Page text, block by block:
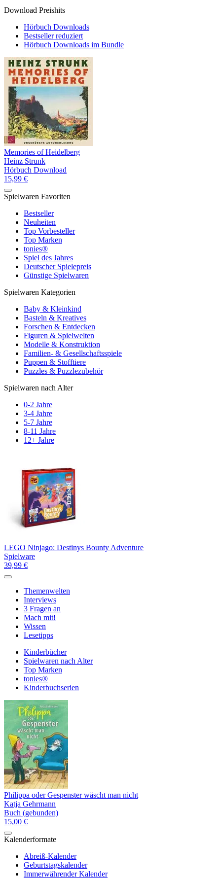
Download Preishits
Hörbuch Downloads
Bestseller reduziert
Hörbuch Downloads im Bundle
Memories of Heidelberg
Heinz Strunk
Hörbuch Download
15,99 €
Spielwaren Favoriten
Bestseller
Neuheiten
Top Vorbesteller
Top Marken
tonies®
Spiel des Jahres
Deutscher Spielepreis
Günstige Spielwaren
Spielwaren Kategorien
Baby & Kleinkind
Basteln & Kreatives
Forschen & Entdecken
Figuren & Spielwelten
Modelle & Konstruktion
Familien- & Gesellschaftsspiele
Puppen & Stofftiere
Puzzles & Puzzlezubehör
Spielwaren nach Alter
0-2 Jahre
3-4 Jahre
5-7 Jahre
8-11 Jahre
12+ Jahre
LEGO Ninjago: Destinys Bounty Adventure
Spielware
39,99 €
Themenwelten
Interviews
3 Fragen an
Mach mit!
Wissen
Lesetipps
Kinderbücher
Spielwaren nach Alter
Top Marken
tonies®
Kinderbuchserien
Philippa oder Gespenster wäscht man nicht
Katja Gehrmann
Buch (gebunden)
15,00 €
Kalenderformate
Abreiß-Kalender
Geburtstagskalender
Immerwährender Kalender